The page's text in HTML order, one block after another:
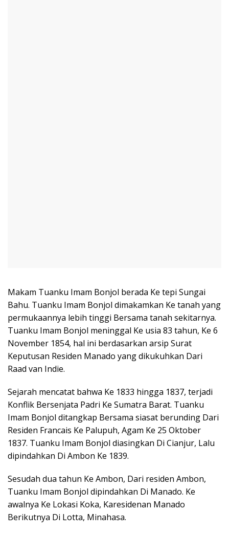
Makam Tuanku Imam Bonjol berada Ke tepi Sungai
Bahu. Tuanku Imam Bonjol dimakamkan Ke tanah yang
permukaannya lebih tinggi Bersama tanah sekitarnya.
Tuanku Imam Bonjol meninggal Ke usia 83 tahun, Ke 6
November 1854, hal ini berdasarkan arsip Surat
Keputusan Residen Manado yang dikukuhkan Dari
Raad van Indie.
Sejarah mencatat bahwa Ke 1833 hingga 1837, terjadi
Konflik Bersenjata Padri Ke Sumatra Barat. Tuanku
Imam Bonjol ditangkap Bersama siasat berunding Dari
Residen Francais Ke Palupuh, Agam Ke 25 Oktober
1837. Tuanku Imam Bonjol diasingkan Di Cianjur, Lalu
dipindahkan Di Ambon Ke 1839.
Sesudah dua tahun Ke Ambon, Dari residen Ambon,
Tuanku Imam Bonjol dipindahkan Di Manado. Ke
awalnya Ke Lokasi Koka, Karesidenan Manado
Berikutnya Di Lotta, Minahasa.